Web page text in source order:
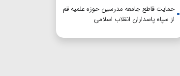
حمایت قاطع جامعه مدرسین حوزه علمیه قم
از سپاه پاسداران انقلاب اسلامی